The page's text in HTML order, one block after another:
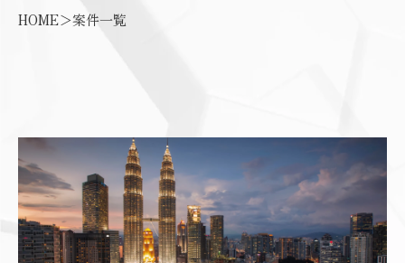
HOME＞案件一覧